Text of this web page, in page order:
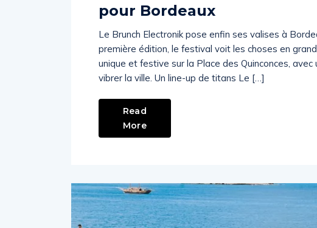
pour Bordeaux
Le Brunch Electronik pose enfin ses valises à
première édition, le festival voit les choses en
unique et festive sur la Place des Quinconces,
vibrer la ville. Un line-up de titans Le […]
Read
More